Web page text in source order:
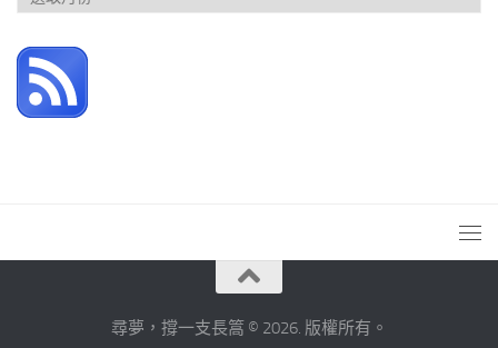
章
整
尋夢，撐一支長篙 © 2026. 版權所有。